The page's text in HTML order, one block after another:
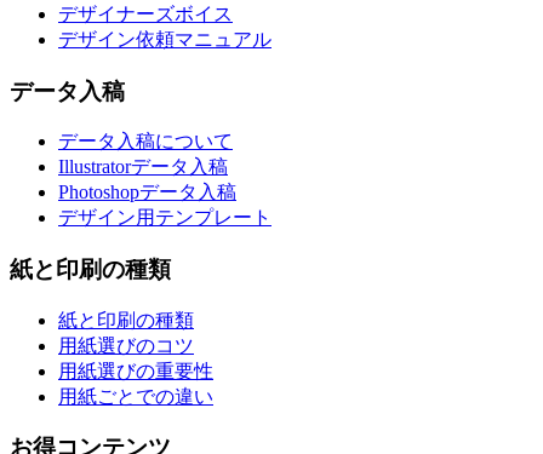
デザイナーズボイス
デザイン依頼マニュアル
データ入稿
データ入稿について
Illustratorデータ入稿
Photoshopデータ入稿
デザイン用テンプレート
紙と印刷の種類
紙と印刷の種類
用紙選びのコツ
用紙選びの重要性
用紙ごとでの違い
お得コンテンツ